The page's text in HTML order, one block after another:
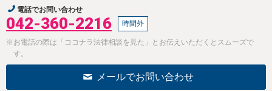
電話でお問い合わせ
042-360-2216 時間外
※お電話の際は「ココナラ法律相談を見た」とお伝えいただくとスムーズで
す。
メールでお問い合わせ